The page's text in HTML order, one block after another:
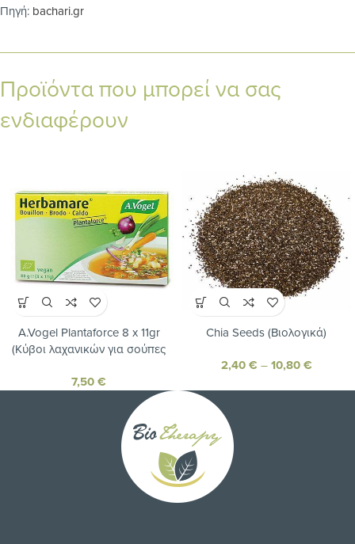
Πηγή: bachari.gr
Προϊόντα που μπορεί να σας
ενδιαφέρουν
A.Vogel Plantaforce 8 x 11gr
(Κύβοι λαχανικών για σούπες
7,50€
Chia Seeds (Βιολογικά)
2,40€ – 10,80€